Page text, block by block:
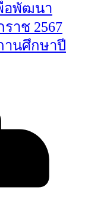
อพัฒนา
าช 2567
านศึกษาปี